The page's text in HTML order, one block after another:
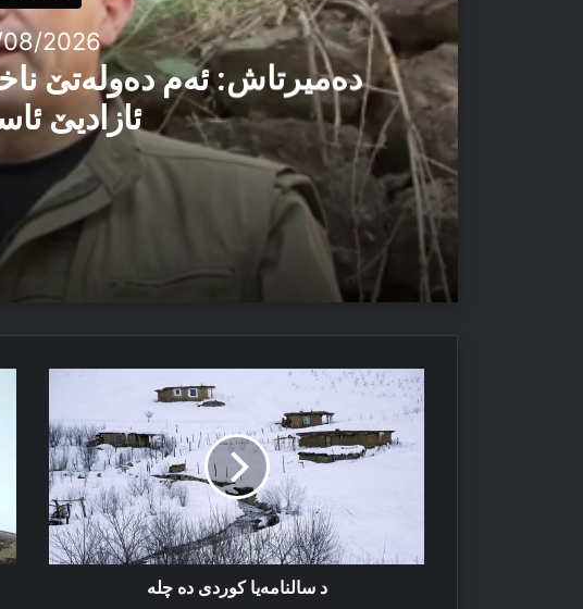
2026
دەمیرتاش: ئەم دەولەتێ
ئازادیێ
06/08/2026
دەمیرتاش: ئەم دەولەتێ ناخوازن دەولەت ل پێشییا
پەیاما سەرۆک نێچیرڤان بارزانی د سالڤەگەرا جینۆساییدا
د
سالنامه‌یا
کوردی
ده‌
د سالنامه‌یا کوردی ده‌ چله‌
ژ